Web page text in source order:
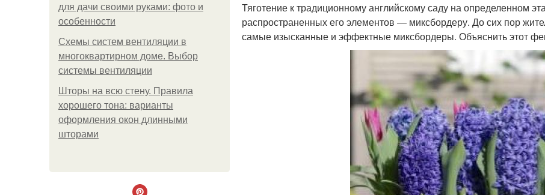
для дачи своими руками: фото и
особенности
Схемы систем вентиляции в
многоквартирном доме. Выбор
системы вентиляции
Шторы на всю стену. Правила
хорошего тона: варианты
оформления окон длинными
шторами
Тяготение к традиционному английскому саду на определенном
распространенных его элементов — миксбордеру. До сих пор
самые изысканные и эффектные миксбордеры. Объяснить этот